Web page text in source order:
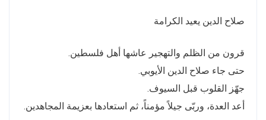
صلاح الدين يعيد الكرامة
قرون من الظلم والتهجير عاشها أهل فلسطين.
حتى جاء صلاح الدين الأيوبي.
جهّز القلوب قبل السيوف.
أعد العدة، وربّى جيلاً مؤمناً، ثم استعادها بعزيمة المجاهدين.